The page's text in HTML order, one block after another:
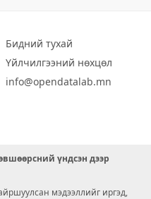
Бидний тухай
Үйлчилгээний нөхцөл
info@opendatalab.mn
үндсэн дээр
мэдээллийг иргэд,